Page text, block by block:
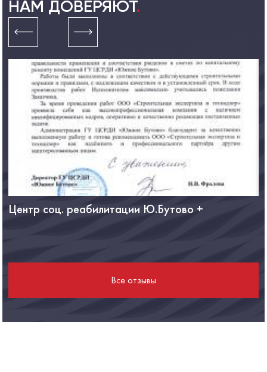
НАМ ДОВЕРЯЮТ.
Центр соц. реабилитации Ю.Бутово +
Все отзывы